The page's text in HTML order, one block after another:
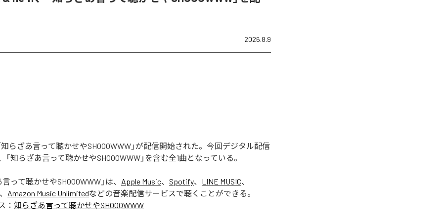
2026.8.9
知らざあ言って聴かせやSHOOOWWW」が配信開始された。今回デジタル配信
知らざあ言って聴かせやSHOOOWWW」を含む全1曲となっている。
って聴かせやSHOOOWWW 」は、 Apple Music、 Spotify、 LINE MUSIC、
、 Amazon Music Unlimitedなどの音楽配信サービスで聴くことができる。
： 知らざあ言って聴かせやSHOOOWWW